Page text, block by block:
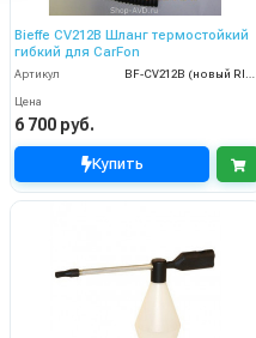
Bieffe CV212B Шланг термостойкий
гибкий для CarFon
Артикул BF-CV212B (новый RIP5602)
Цена
6 700 руб.
Купить